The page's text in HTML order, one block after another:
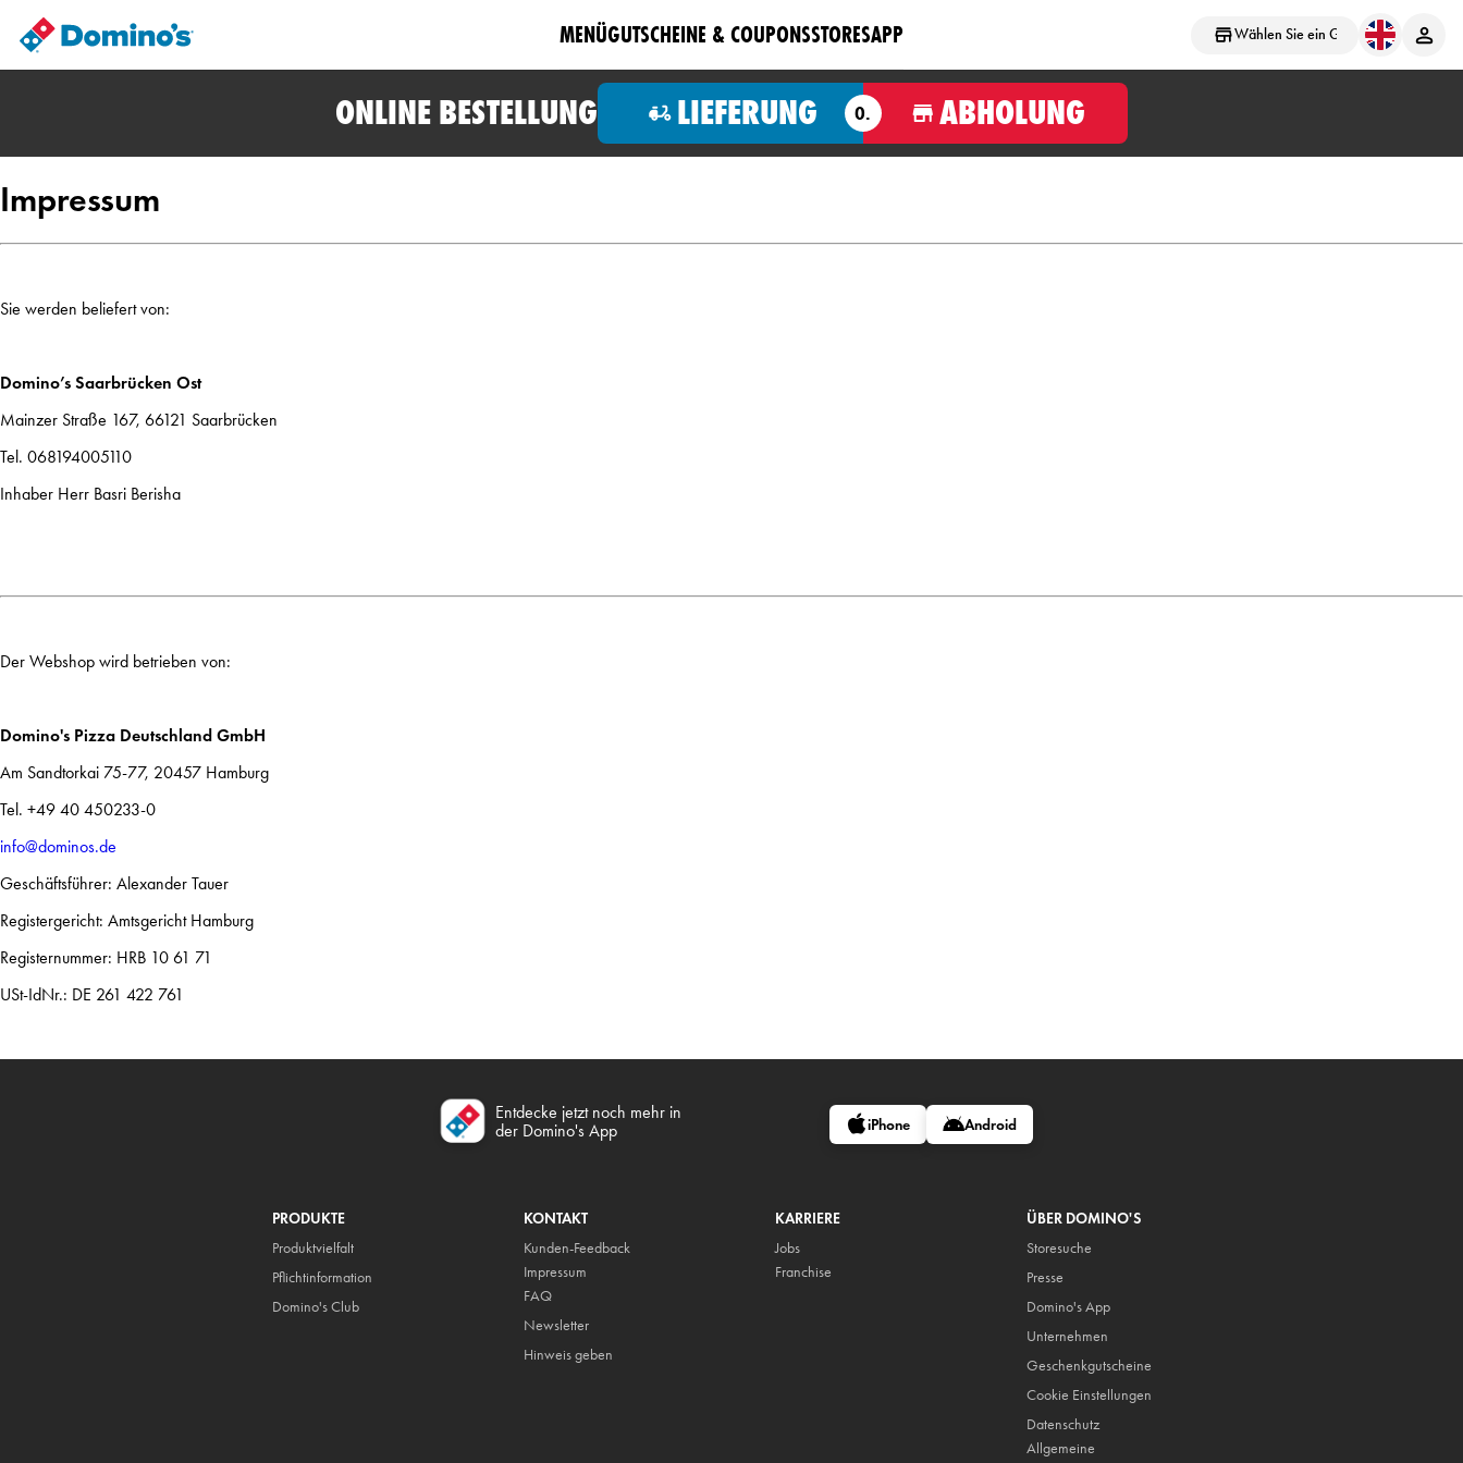
Wählen Sie ein Geschäft aus
MENÜGUTSCHEINE & COUPONSSTORESAPP
ONLINE BESTELLUNG LIEFERUNG O. ABHOLUNG
Impressum
Sie werden beliefert von:
Domino’s Saarbrücken Ost
Mainzer Straße 167, 66121 Saarbrücken
Tel. 068194005110
Inhaber Herr Basri Berisha
Der Webshop wird betrieben von:
Domino's Pizza Deutschland GmbH
Am Sandtorkai 75-77, 20457 Hamburg
Tel. +49 40 450233-0
info@dominos.de
Geschäftsführer: Alexander Tauer
Registergericht: Amtsgericht Hamburg
Registernummer: HRB 10 61 71
USt-IdNr.: DE 261 422 761
Entdecke jetzt noch mehr in
der Domino's App
iPhone Android
PRODUKTE
Produktvielfalt
Pflichtinformation
Domino's Club
KONTAKT
Kunden-Feedback
Impressum
FAQ
Newsletter
Hinweis geben
KARRIERE
Jobs
Franchise
ÜBER DOMINO'S
Storesuche
Presse
Domino's App
Unternehmen
Geschenkgutscheine
Cookie Einstellungen
Datenschutz
Allgemeine